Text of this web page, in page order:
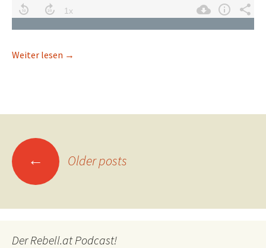
Weiter lesen Die zweitbesten Spiele 2019
→
Posts
navigation
← Older posts
Der Rebell.at Podcast!